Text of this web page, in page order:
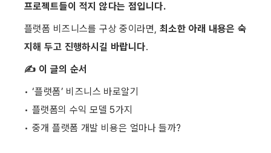
프로젝트들이 적지 않다는 점입니다.
플랫폼 비즈니스를 구상 중이라면, 최소한 아래 내용은 숙
지해 두고 진행하시길 바랍니다.
✍️ 이 글의 순서
• ‘플랫폼’ 비즈니스 바로알기
• 플랫폼의 수익 모델 5가지
• 중개 플랫폼 개발 비용은 얼마나 들까?